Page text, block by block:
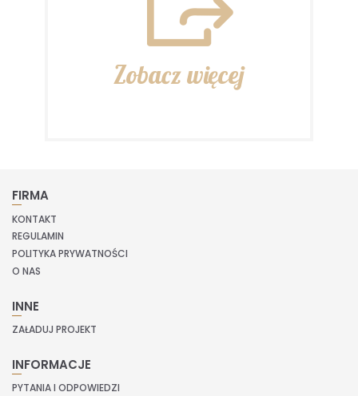
Zobacz więcej
FIRMA
KONTAKT
REGULAMIN
POLITYKA PRYWATNOŚCI
O NAS
INNE
ZAŁADUJ PROJEKT
INFORMACJE
PYTANIA I ODPOWIEDZI